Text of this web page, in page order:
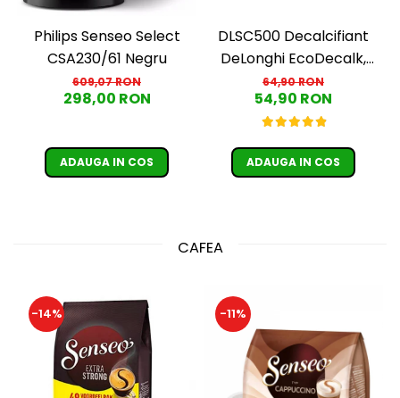
Philips Senseo Select
CSA230/61 Negru
609,07 RON
298,00 RON
ADAUGA IN COS
DLSC500 Decalcifiant
DeLonghi EcoDecalk,
500 ml
64,90 RON
54,90 RON
ADAUGA IN COS
CAFEA
-14% -11%